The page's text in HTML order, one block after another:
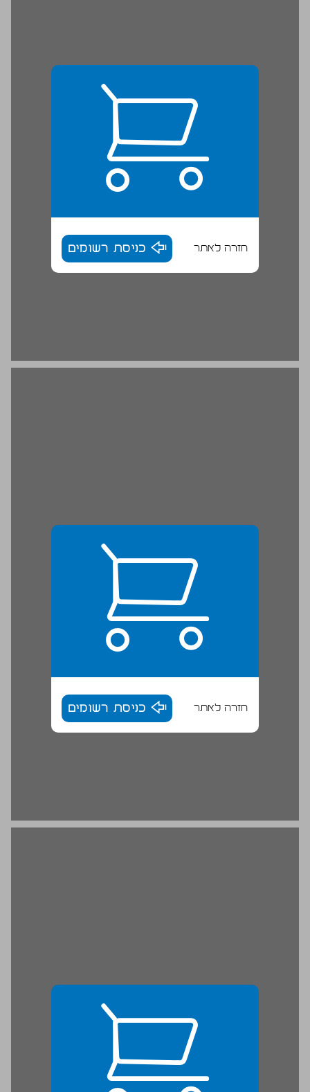
חזרה לאתר כניסת רשומים
הגדרת גבולות ה''אני" ... 20
חזרה לאתר כניסת רשומים